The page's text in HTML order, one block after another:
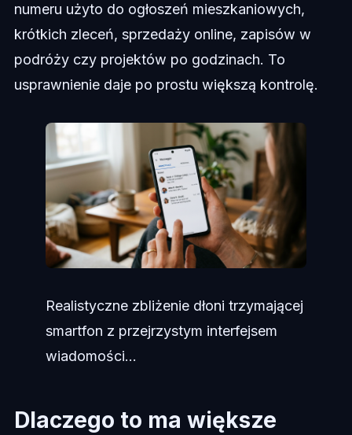
numeru użyto do ogłoszeń mieszkaniowych,
krótkich zleceń, sprzedaży online, zapisów w
podróży czy projektów po godzinach. To
usprawnienie daje po prostu większą kontrolę.
Realistyczne zbliżenie dłoni trzymającej
smartfon z przejrzystym interfejsem
wiadomości...
Dlaczego to ma większe